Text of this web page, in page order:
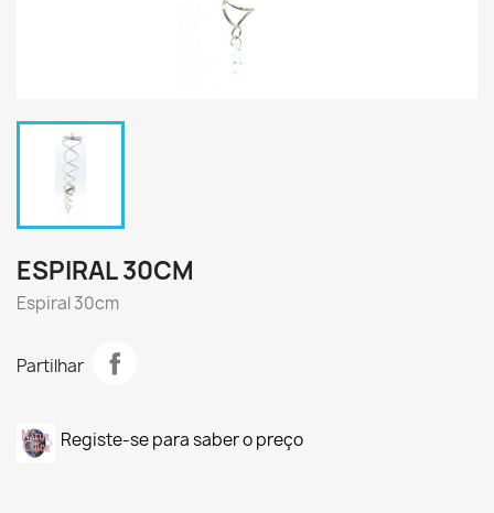
ESPIRAL 30CM
Espiral 30cm
Partilhar
Registe-se para saber o preço